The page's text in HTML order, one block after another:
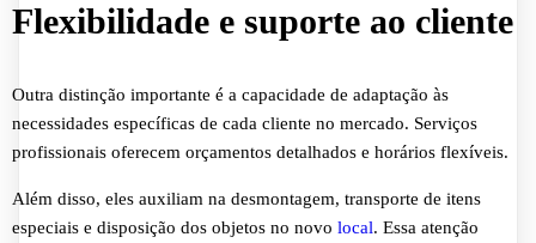
Flexibilidade e suporte ao cliente
Outra distinção importante é a capacidade de adaptação às
necessidades específicas de cada cliente no mercado. Serviços
profissionais oferecem orçamentos detalhados e horários flexíveis.
Além disso, eles auxiliam na desmontagem, transporte de itens
especiais e disposição dos objetos no novo local. Essa atenção